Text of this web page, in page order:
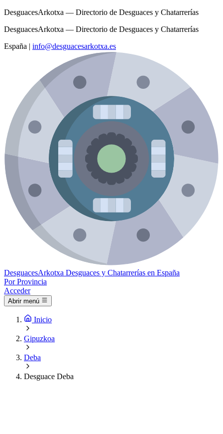
DesguacesArkotxa — Directorio de Desguaces y Chatarrerías
DesguacesArkotxa — Directorio de Desguaces y Chatarrerías
España | info@desguacesarkotxa.es
DesguacesArkotxa Desguaces y Chatarrerías en España
Por Provincia
Acceder
Abrir menú
Inicio
Gipuzkoa
Deba
Desguace Deba